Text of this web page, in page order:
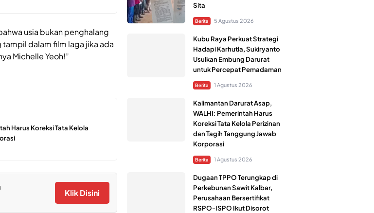
usia bukan penghalang
dalam film laga jika ada
Michelle Yeoh!”
Harus Koreksi Tata Kelola
Klik Disini
Sita
Berita 5 Agustus 2026
Kubu Raya Perkuat Strategi
Hadapi Karhutla, Sukiryanto
Usulkan Embung Darurat
untuk Percepat Pemadaman
Berita 1 Agustus 2026
Kalimantan Darurat Asap,
WALHI: Pemerintah Harus
Koreksi Tata Kelola Perizinan
dan Tagih Tanggung Jawab
Korporasi
Berita 1 Agustus 2026
Dugaan TPPO Terungkap di
Perkebunan Sawit Kalbar,
Perusahaan Bersertifikat
RSPO-ISPO Ikut Disorot